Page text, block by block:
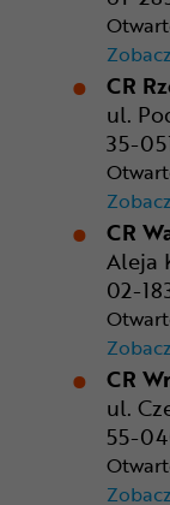
CR
ul.
35-
CR
Aleja
02-
CR
ul.
55-